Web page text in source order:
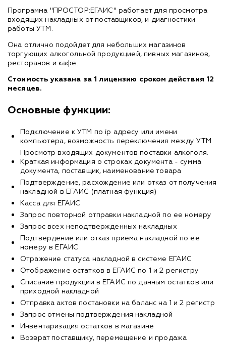
Программа "ПРОСТОР:ЕГАИС" работает для просмотра
входящих накладных от поставщиков, и диагностики
работы УТМ.
Она отлично подойдет для небольших магазинов
торгующих алкогольной продукцией, пивных магазинов,
ресторанов и кафе.
Стоимость указана за 1 лицензию сроком действия 12
месяцев.
Основные функции:
Подключение к УТМ по ip адресу или имени
компьютера, возможность переключения между УТМ
Просмотр входящих документов поставки алкоголя.
Краткая информация о строках документа - сумма
документа, поставщик, наименование товара
Подтверждение, расхождение или отказ от получения
накладной в ЕГАИС (платная функция)
Касса для ЕГАИС
Запрос повторной отправки накладной по ее номеру
Запрос всех неподтвержденных накладных
Подтвердение или отказ приема накладной по ее
номеру в ЕГАИС
Отражение статуса накладной в системе ЕГАИС
Отображение остатков в ЕГАИС по 1 и 2 регистру
Списание продукции в ЕГАИС по данным остатков или
приходной накладной
Отправка актов постановки на баланс на 1 и 2 регистр
Запрос отмены подтверждения накладной
Инвентаризация остатков в магазине
Возврат поставщику, перемещение и продажа